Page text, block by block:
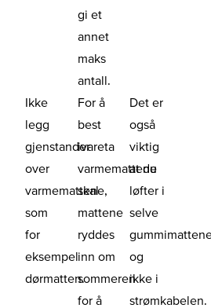
gi et
annet
maks
antall.
Ikke
legg
gjenstander
over
varmemattene,
som
for
eksempel
dørmatten.
For å
best
ivareta
varmemattene
skal
mattene
ryddes
inn om
sommeren
for å
Det er
også
viktig
at du
løfter i
selve
og
ikke i
strømkabelen.